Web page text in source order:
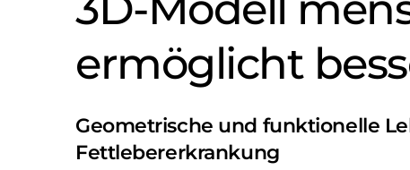
ermöglicht
Geometrische und funktionelle
Fettlebererkrankung